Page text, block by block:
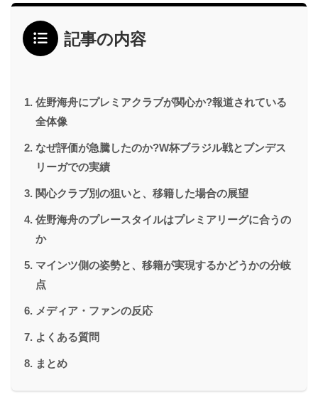
記事の内容
佐野海舟にプレミアクラブが関心か?報道されている
全体像
なぜ評価が急騰したのか?W杯ブラジル戦とブンデス
リーガでの実績
関心クラブ別の狙いと、移籍した場合の展望
佐野海舟のプレースタイルはプレミアリーグに合うの
か
マインツ側の姿勢と、移籍が実現するかどうかの分岐
点
メディア・ファンの反応
よくある質問
まとめ